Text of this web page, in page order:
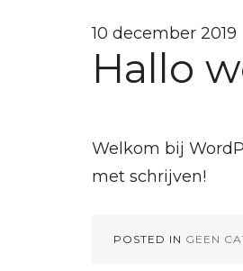
10 december 2019
Hallo
Welkom bij
met schrijven!
POSTED IN GEEN